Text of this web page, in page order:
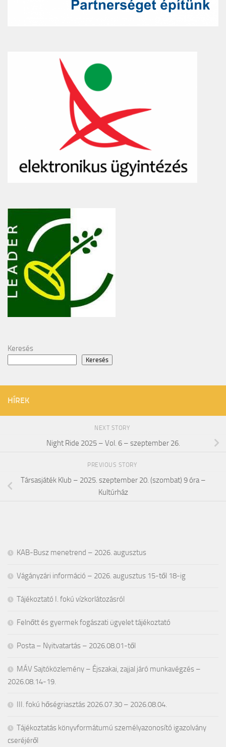
Keresés
Keresés
HÍREK
NEXT STORY
Night Ride 2025 – Vol. 6 – szeptember 26.
PREVIOUS STORY
Társasjáték Klub – 2025. szeptember 20. (szombat) 9 óra –
Kultúrház
KAB-Busz menetrend – 2026. augusztus
Vágányzári információ – 2026. augusztus 15-től 18-ig
Tájékoztató I. fokú vízkorlátozásról
Felnőtt és gyermek fogászati ügyelet tájékoztató
Posta – Nyitvatartás – 2026.08.01-től
MÁV Sajtóközlemény – Éjszakai, zajjal járó munkavégzés –
2026.08.14-19.
III. fokú hőségriasztás 2026.07.30 – 2026.08.04.
Tájékoztatás könyvformátumú személyazonosító igazolvány
cseréjéről